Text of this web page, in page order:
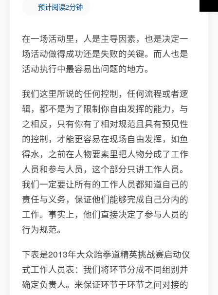
预计阅读2分钟
在一场活动里，人是主导因素，也是决定一
场活动做得成功还是失败的关键。而人也是
活动执行中最容易出问题的地方。
我们这里所说的任何控制，任何流程或者逻
辑，都不是为了限制你自由发挥的能力，与
之相反，只有你有了相对规范且具有预见性
的控制，才能更容易在现场自由发挥，如鱼
得水，之前在人物要素里把人物分成了工作
人员和参与人员，这个部分只讲工作人员。
我们一定要让所有的工作人员都知道自己的
责任与义务，保证他们能够完成自己分内的
工作。事实上，他们直接决定了参与人员的
行为规范。
下表是2013年大众跆拳道精英挑战赛启动仪
式工作人员表：我们将环节分成不同组别并
确定负责人。来保证环节于环节之间对接的